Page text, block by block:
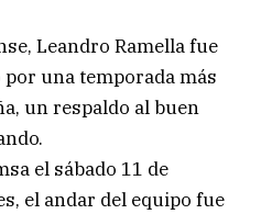
Leandro Ramella fue
una temporada más
un respaldo al buen
el sábado 11 de
el andar del equipo fue